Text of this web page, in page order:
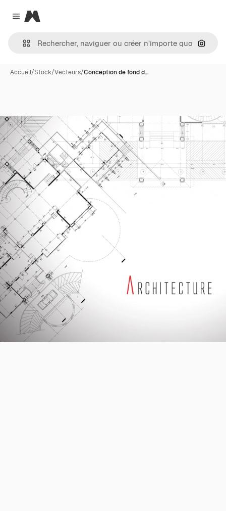
Close menu
Magnific
Accueil/Stock/Vecteurs/Conception de fond d…